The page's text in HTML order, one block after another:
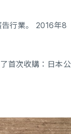
行業。 2016年8
首次收購：日本公